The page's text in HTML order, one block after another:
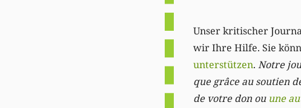
Unser kritischer
wir Ihre Hilfe. Sie
unterstützen. Notre
que grâce au soutien
de votre don ou une